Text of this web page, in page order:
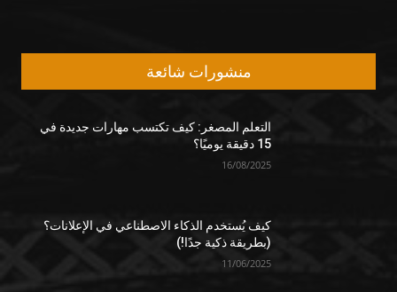
منشورات شائعة
التعلم المصغر: كيف تكتسب مهارات جديدة في
15 دقيقة يوميًا؟
16/08/2025
كيف يُستخدم الذكاء الاصطناعي في الإعلانات؟
(بطريقة ذكية جدًا!)
11/06/2025